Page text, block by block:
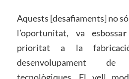
Aquests [desafiaments] no
l’oportunitat, va esbossar
prioritat a la
desenvolupament